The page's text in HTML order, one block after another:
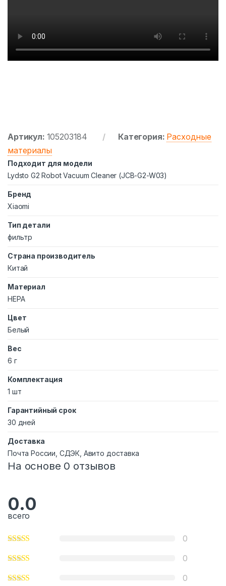
Артикул: 105203184 Категория: Расходные
материалы
Подходит для модели
Lydsto G2 Robot Vacuum Cleaner (JCB-G2-W03)
Бренд
Xiaomi
Тип детали
фильтр
Страна производитель
Китай
Материал
HEPA
Цвет
Белый
Вес
6 г
Комплектация
1 шт
Гарантийный срок
30 дней
Доставка
Почта России, СДЭК, Авито доставка
На основе 0 отзывов
0.0
всего
0
0
0